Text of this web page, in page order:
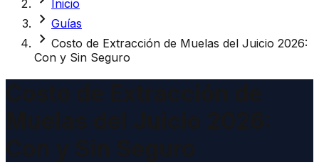
Inicio
chevron_right Guías
chevron_right Costo de Extracción de Muelas del Juicio 2026:
Con y Sin Seguro